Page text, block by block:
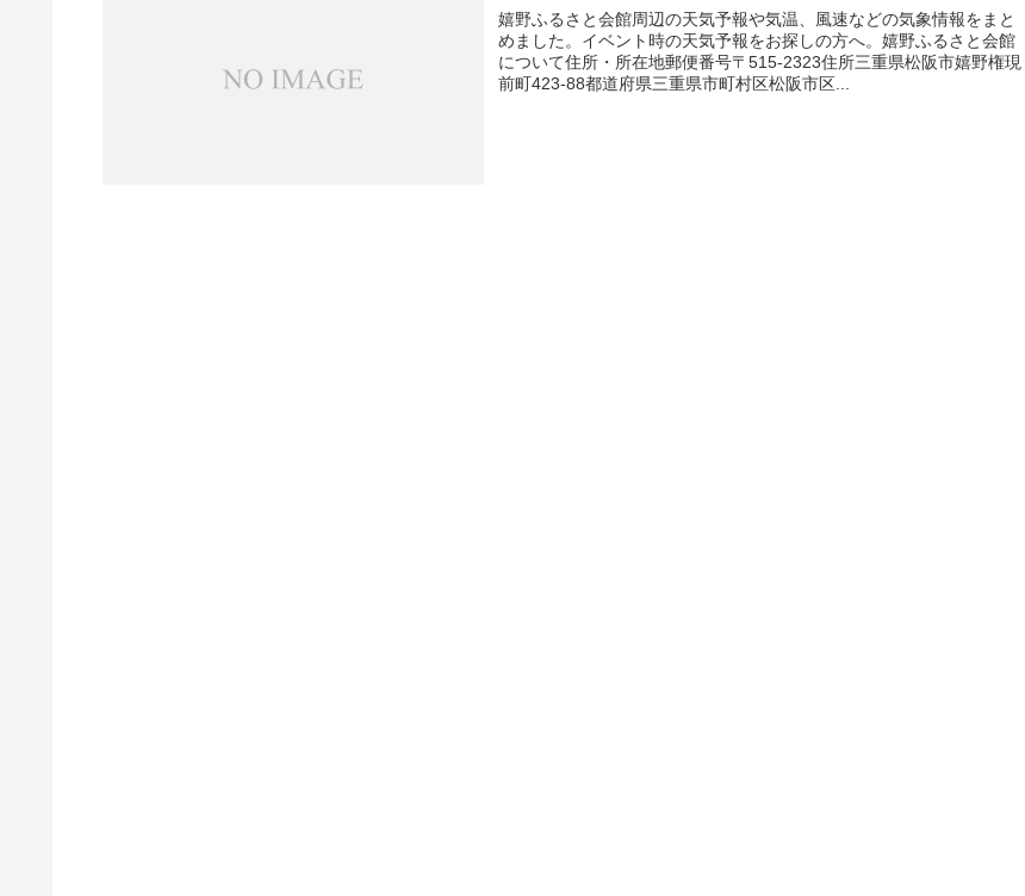
嬉野ふるさと会館周辺の天気予報や気温、風速などの気象情報をまと
めました。イベント時の天気予報をお探しの方へ。嬉野ふるさと会館
について住所・所在地郵便番号〒515-2323住所三重県松阪市嬉野権現
前町423-88都道府県三重県市町村区松阪市区...